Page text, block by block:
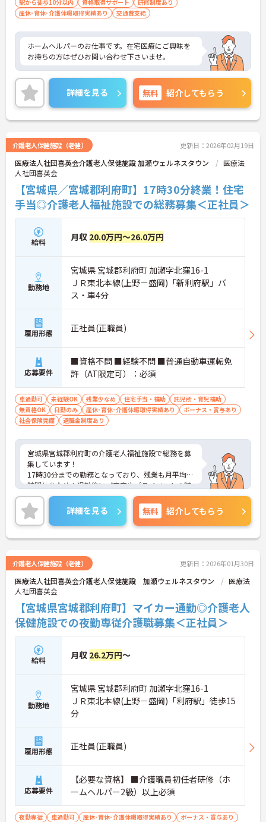
駅から徒歩10分以内 資格取得サポート
研修制度あり
産休･育休･介護休暇取得実績あり
交通費支給
ホームヘルパーのお仕事です。在宅医療にご興味を
お持ちの方はぜひお問い合わせ下さいませ。
詳細を見る 無料 紹介してもらう
介護老人保健施設（老健） 更新日：2026年02月19日
医療法人社団喜英会介護老人保健施設 加瀬ウェルネスタウン
医療法
人社団喜英会
【宮城県／宮城郡利府町】17時30分終業！住宅
手当◎介護老人福祉施設での総務募集＜正社員＞
給料 月収 20.0万円～26.0万円
勤務地
宮城県 宮城郡利府町 加瀬字北窪16-1
ＪＲ東北本線(上野－盛岡)「新利府駅」バ
ス・車4分
雇用形態 正社員(正職員)
応募要件
■資格不問 ■経験不問 ■普通自動車運転免
許（AT限定可）：必須
車通勤可 未経験OK 残業少なめ 住宅手当・補助
託児所・育児補助
無資格OK
日勤のみ 産休･育休･介護休暇取得実績あり
ボーナス・賞与あり
社会保険完備
退職金制度あり
宮城県宮城郡利府町の介護老人福祉施設で総務を募
集しています！
17時30分までの勤務となっており、残業も月平均5
時間と少なめ！退勤後にご家庭やプライベートの時
間も大切にできる働き方です◎託児所の利用が可能
となっており、子育て中の方も安心して働ける環境
となっております♪マイカー通勤可！職員駐車場も
完備されております！
ご興味のある方は、面接のポイントをお伝えします
詳細を見る 無料 紹介してもらう
介護老人保健施設（老健） 更新日：2026年01月30日
医療法人社団喜英会介護老人保健施設 加瀬ウェルネスタウン
医療法
人社団喜英会
【宮城県宮城郡利府町】マイカー通勤◎介護老人
保健施設での夜勤専従介護職募集＜正社員＞
給料 月収 26.2万円～
勤務地
宮城県 宮城郡利府町 加瀬字北窪16-1
ＪＲ東北本線(上野－盛岡)「利府駅」徒歩15
分
雇用形態 正社員(正職員)
応募要件
【必要な資格】 ■介護職員初任者研修（ホ
ームヘルパー2級）以上必須
夜勤専従 車通勤可 産休･育休･介護休暇取得実績あり ボーナス・賞与あり